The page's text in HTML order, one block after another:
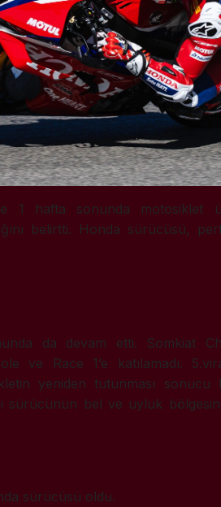
1 hafta sonunda motosiklet
belirtti. Honda sürücüsü,
da devam etti. Somkiat
ve Race 1’e katılamadı.
yeniden tutunması sonucu
sürücünün bel ve uyluk
sürücüsü oldu.